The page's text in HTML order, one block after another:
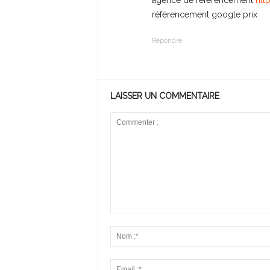
référencement google prix
Répondre
LAISSER UN COMMENTAIRE